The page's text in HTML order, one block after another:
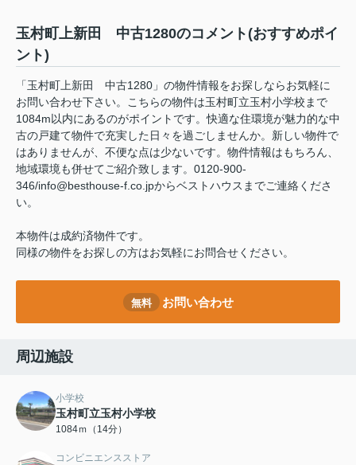
玉村町上新田 中古1280のコメント(おすすめポイ
ント)
「玉村町上新田 中古1280」の物件情報をお探しならお気軽に
お問い合わせ下さい。こちらの物件は玉村町立玉村小学校まで
1084m以内にあるのがポイントです。快適な住環境が魅力的な中
古の戸建て物件で充実した日々を過ごしませんか。新しい物件で
はありませんが、不便な点は少ないです。物件情報はもちろん、
地域環境も併せてご紹介致します。0120-900-
346/info@besthouse-f.co.jpからベストハウスまでご連絡くださ
い。
本物件は成約済物件です。
同様の物件をお探しの方はお気軽にお問合せください。
無料 お問い合わせ
周辺施設
小学校
玉村町立玉村小学校
1084ｍ（14分）
コンビニエンスストア